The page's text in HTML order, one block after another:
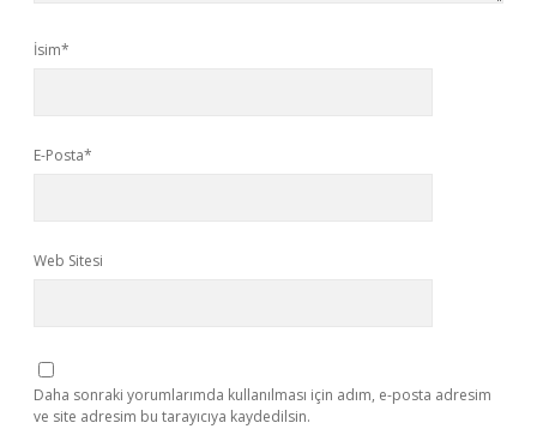
İsim*
E-Posta*
Web Sitesi
Daha sonraki yorumlarımda kullanılması için adım, e-posta adresim
ve site adresim bu tarayıcıya kaydedilsin.